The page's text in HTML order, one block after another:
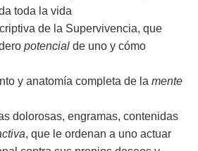
toda la vida
de la Supervivencia, que
potencial de uno y cómo
y anatomía completa de la mente
dolorosas, engramas, contenidas
, que le ordenan a uno actuar